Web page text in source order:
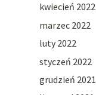
kwiecień 2022
marzec 2022
luty 2022
styczeń 2022
grudzień 2021